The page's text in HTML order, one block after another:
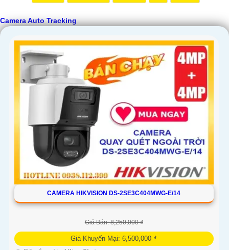
Camera Auto Tracking
CAMERA HIKVISION DS-2SE3C404MWG-E/14
Giá Bán: 8,250,000 ₫
Giá Khuyến Mại: 6,500,000 ₫